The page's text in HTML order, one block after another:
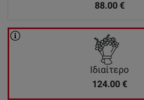
88.00 €
Ιδιαίτερο
124.00 €